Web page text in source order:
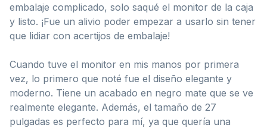
embalaje complicado, solo saqué el monitor de la caja
y listo. ¡Fue un alivio poder empezar a usarlo sin tener
que lidiar con acertijos de embalaje!
Cuando tuve el monitor en mis manos por primera
vez, lo primero que noté fue el diseño elegante y
moderno. Tiene un acabado en negro mate que se ve
realmente elegante. Además, el tamaño de 27
pulgadas es perfecto para mí, ya que quería una